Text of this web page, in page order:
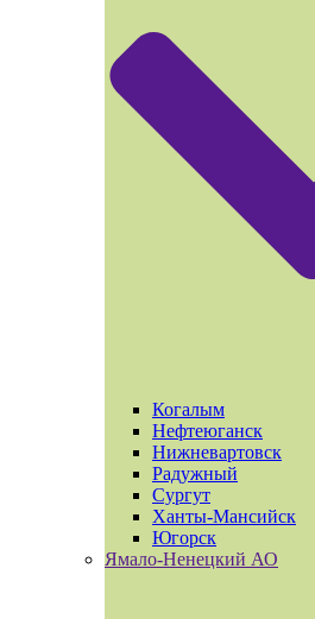
Когалым
Нефтеюганск
Нижневартовск
Радужный
Сургут
Ханты-Мансийск
Югорск
Ямало-Ненецкий АО